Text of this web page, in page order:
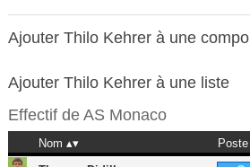
Ajouter Thilo Kehrer à une compo
Ajouter Thilo Kehrer à une liste
Effectif de AS Monaco
Nom Poste